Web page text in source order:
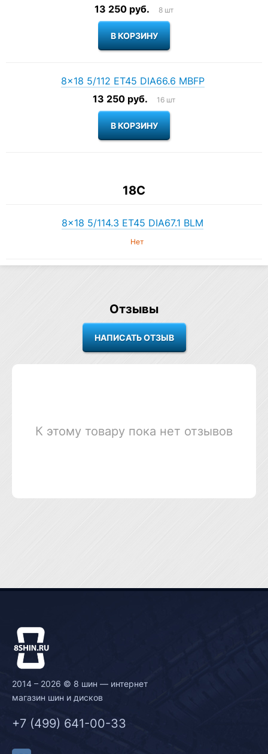
13 250 руб.
8 шт
8×18 5/112 ET45 DIA66.6 MBFP
13 250 руб.
16 шт
18C
8×18 5/114.3 ET45 DIA67.1 BLM
Нет
Отзывы
К этому товару пока нет отзывов
2014 – 2026 © 8 шин — интернет
магазин шин и дисков
+7 (499) 641-00-33